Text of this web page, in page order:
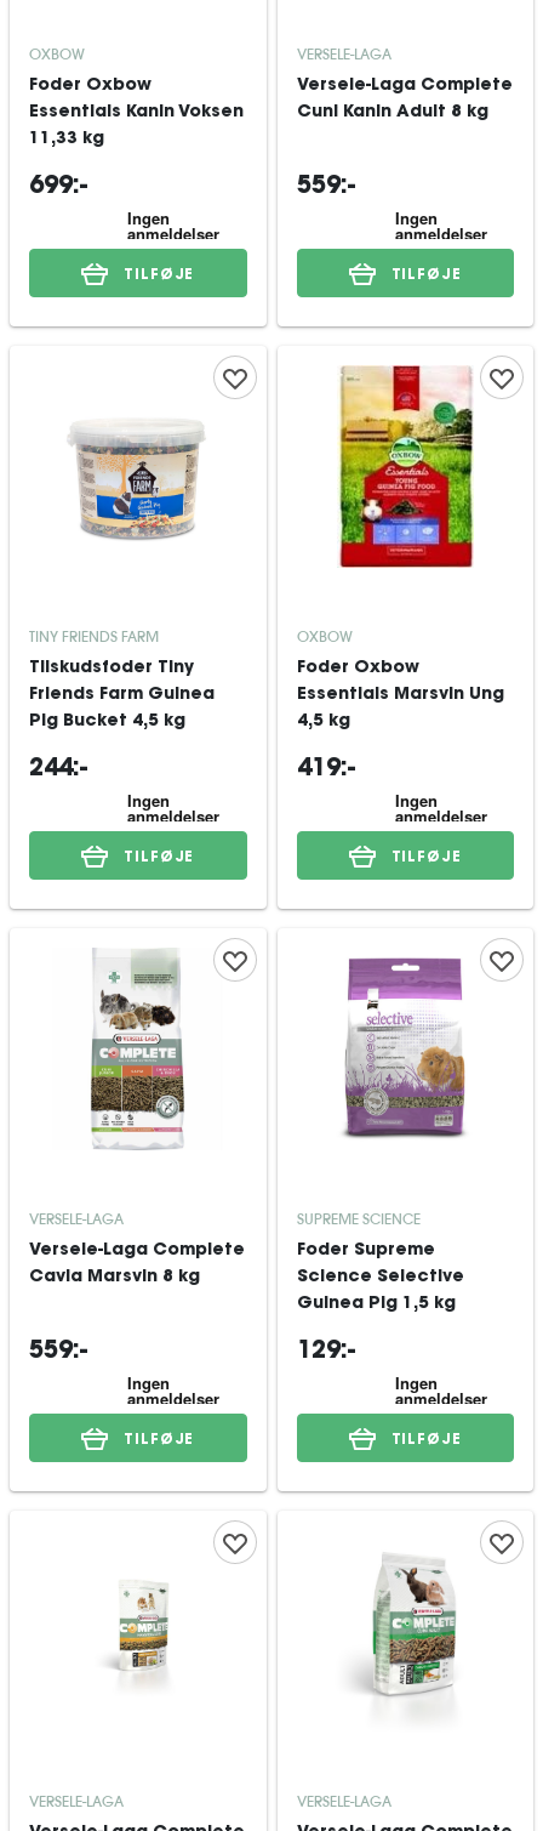
OXBOW
Foder Oxbow
Essentials Kanin Voksen
11,33 kg
699:-
TILFØJE
VERSELE-LAGA
Versele-Laga Complete
Cuni Kanin Adult 8 kg
559:-
TILFØJE
TINY FRIENDS FARM
Tilskudsfoder Tiny
Friends Farm Guinea
Pig Bucket 4,5 kg
244:-
TILFØJE
OXBOW
Foder Oxbow
Essentials Marsvin Ung
4,5 kg
419:-
TILFØJE
VERSELE-LAGA
Versele-Laga Complete
Cavia Marsvin 8 kg
559:-
TILFØJE
SUPREME SCIENCE
Foder Supreme
Science Selective
Guinea Pig 1,5 kg
129:-
TILFØJE
VERSELE-LAGA VERSELE-LAGA